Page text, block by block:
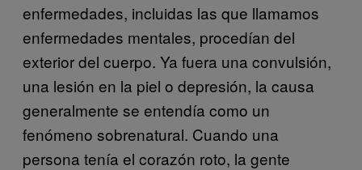
enfermedades, incluidas las que llamamos
enfermedades mentales, procedían del
exterior del cuerpo. Ya fuera una convulsión,
una lesión en la piel o depresión, la causa
generalmente se entendía como un
fenómeno sobrenatural. Cuando una
persona tenía el corazón roto, la gente